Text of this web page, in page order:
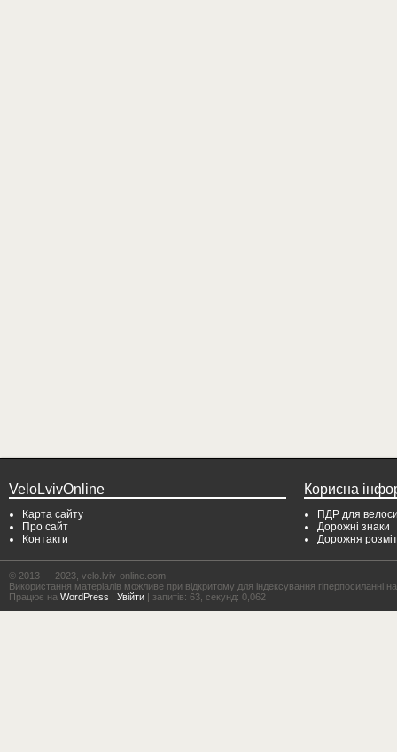
VeloLvivOnline
Карта сайту
Про сайт
Контакти
Корисна
ПДР для
Дорожні знаки
Дорожня
© 2013 — 2023, velo.lviv-online.com
Використання матеріалів можливе при відкритому для індексування гіперпосиланні
Працює на WordPress | Увійти | запитів: 63, секунд: 0,062